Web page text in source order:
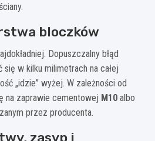
bloczków
Dopuszczalny błąd
w kilku milimetrach na całej
„idzie” wyżej. W zależności od
na zaprawie cementowej M10 albo
przez producenta.
zasyp i